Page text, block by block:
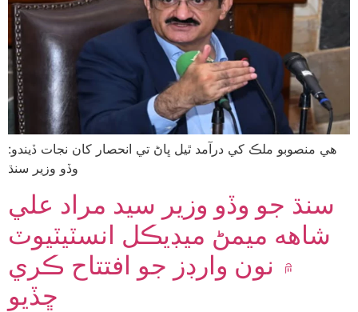
هي منصوبو ملڪ کي درآمد ٿيل ڀاڻ تي انحصار کان نجات ڏيندو:
وڏو وزير سنڌ
سنڌ جو وڏو وزير سيد مراد علي
شاهه ميمڻ ميڊيڪل انسٽيٽيوٽ
۾ نون وارڊز جو افتتاح ڪري
ڇڏيو